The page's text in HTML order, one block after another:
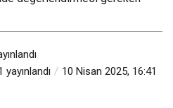
yayınlandı
10 Nisan 2025, 16:41